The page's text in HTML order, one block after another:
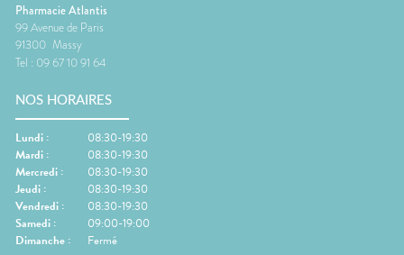
Pharmacie Atlantis
99 Avenue de Paris
91300 Massy
Tel : 09 67 10 91 64
NOS HORAIRES
Lundi :
08:30-19:30
Mardi :
08:30-19:30
Mercredi :
08:30-19:30
Jeudi :
08:30-19:30
Vendredi :
08:30-19:30
Samedi :
09:00-19:00
Dimanche : Fermé